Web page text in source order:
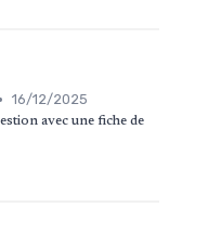
• 16/12/2025
avec une fiche de